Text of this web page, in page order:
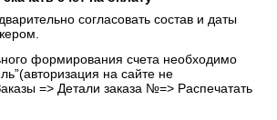
согласовать состав и даты
формирования счета необходимо
на сайте не
=> Детали заказа №=> Распечатать